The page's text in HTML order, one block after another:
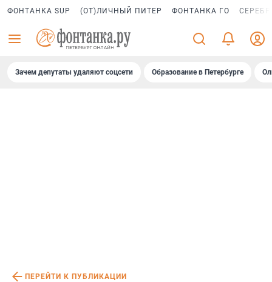
ФОНТАНКА SUP (ОТ)ЛИЧНЫЙ ПИТЕР ФОНТАНКА ГО
Зачем депутаты удаляют соцсети Образование в Петербурге
ПЕРЕЙТИ К ПУБЛИКАЦИИ